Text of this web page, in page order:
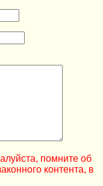
помните об
контента, в